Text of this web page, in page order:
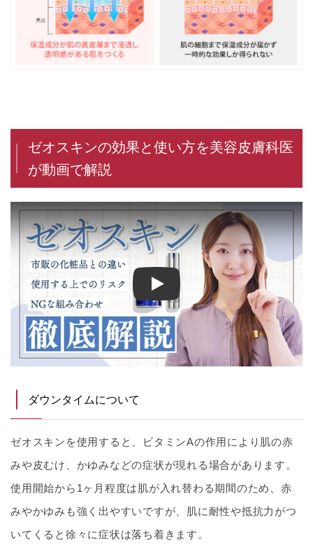
ゼオスキンの効果と使い方を美容皮膚科医
が動画で解説
【医師が解説】ゼオスキンの本当
ダウンタイムについて
ゼオスキンを使用すると、ビタミンAの作用により肌の赤
みや皮むけ、かゆみなどの症状が現れる場合があります。
使用開始から1ヶ月程度は肌が入れ替わる期間のため、赤
みやかゆみも強く出やすいですが、肌に耐性や抵抗力がつ
いてくると徐々に症状は落ち着きます。